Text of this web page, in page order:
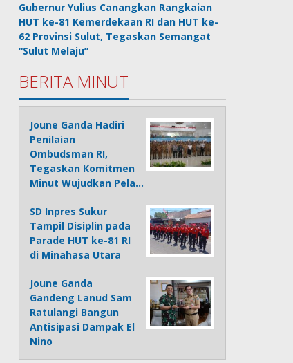
Gubernur Yulius Canangkan Rangkaian
HUT ke-81 Kemerdekaan RI dan HUT ke-
62 Provinsi Sulut, Tegaskan Semangat
“Sulut Melaju”
BERITA MINUT
Joune Ganda Hadiri
Penilaian
Ombudsman RI,
Tegaskan Komitmen
Minut Wujudkan Pela…
SD Inpres Sukur
Tampil Disiplin pada
Parade HUT ke-81 RI
di Minahasa Utara
Joune Ganda
Gandeng Lanud Sam
Ratulangi Bangun
Antisipasi Dampak El
Nino